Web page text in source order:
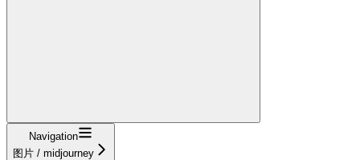
Navigation
图片 / midjourney